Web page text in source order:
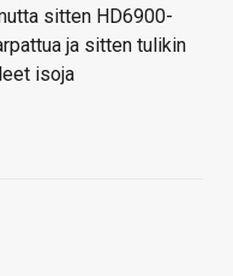
sitten HD6900-
ja sitten tulikin
isoja